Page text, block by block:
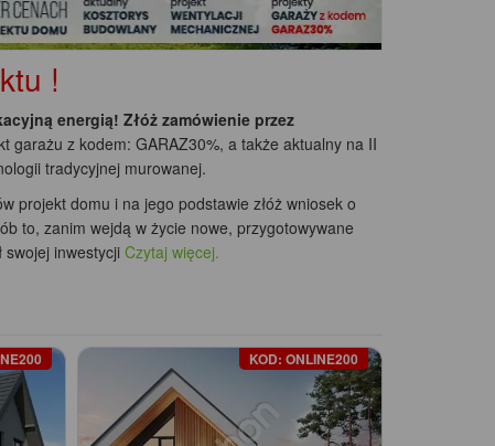
Garaż 2-
!
energią! Złóż zamówienie przez
garażu z kodem: GARAZ30%, a także aktualny na II
tradycyjnej murowanej.
projekt domu i na jego podstawie złóż wniosek o
to, zanim wejdą w życie nowe, przygotowywane
inwestycji Czytaj więcej.
KOD: ONLINE200